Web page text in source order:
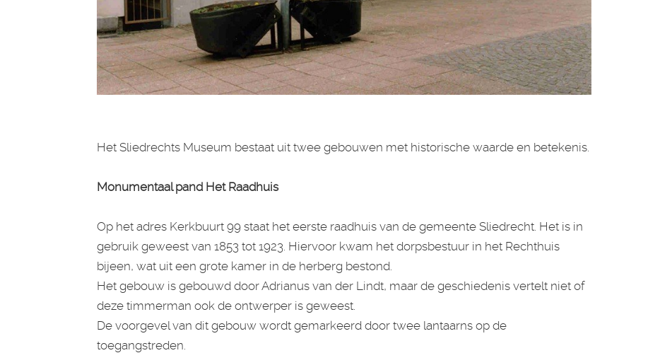
Het Sliedrechts Museum bestaat uit twee gebouwen met historische waarde en betekenis.
Monumentaal pand Het Raadhuis
Op het adres Kerkbuurt 99 staat het eerste raadhuis van de gemeente Sliedrecht. Het is in
gebruik geweest van 1853 tot 1923. Hiervoor kwam het dorpsbestuur in het Rechthuis
bijeen, wat uit een grote kamer in de herberg bestond.
Het gebouw is gebouwd door Adrianus van der Lindt, maar de geschiedenis vertelt niet of
deze timmerman ook de ontwerper is geweest.
De voorgevel van dit gebouw wordt gemarkeerd door twee lantaarns op de
toegangstreden.